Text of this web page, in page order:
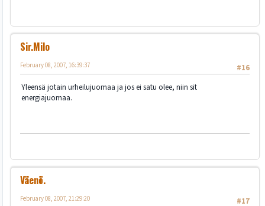
Sir.Milo
#16
February 08, 2007, 16:39:37
Yleensä jotain urheilujuomaa ja jos ei satu olee, niin sit
energiajuomaa.
Väenö.
#17
February 08, 2007, 21:29:20